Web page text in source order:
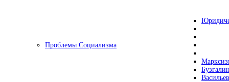
Проблемы Социализма